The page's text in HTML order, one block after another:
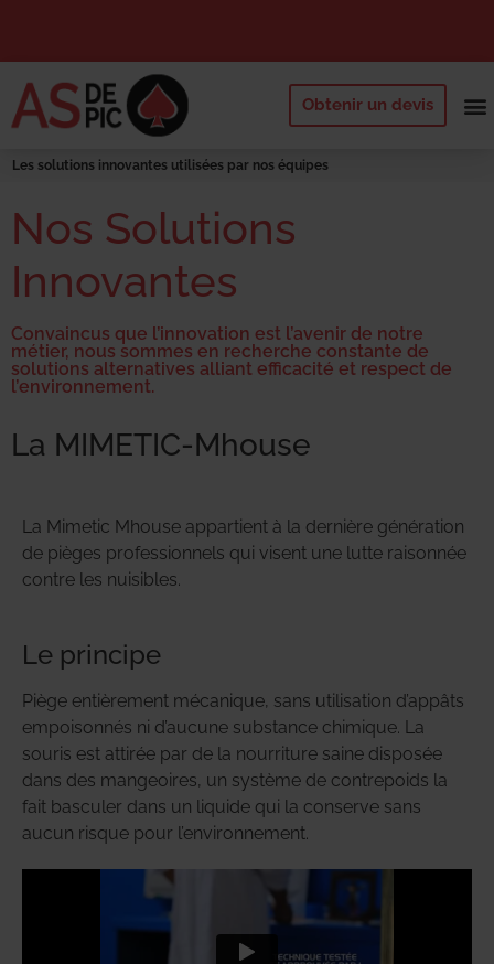
Obtenir un devis
Les solutions innovantes utilisées par nos équipes
Nos Solutions
Innovantes
Convaincus que l’innovation est l’avenir de notre
métier, nous sommes en recherche constante de
solutions alternatives alliant efficacité et respect de
l’environnement.
La MIMETIC-Mhouse
La Mimetic Mhouse appartient à la dernière génération
de pièges professionnels qui visent une lutte raisonnée
contre les nuisibles.
Le principe
Piège entièrement mécanique, sans utilisation d’appâts
empoisonnés ni d’aucune substance chimique. La
souris est attirée par de la nourriture saine disposée
dans des mangeoires, un système de contrepoids la
fait basculer dans un liquide qui la conserve sans
aucun risque pour l’environnement.